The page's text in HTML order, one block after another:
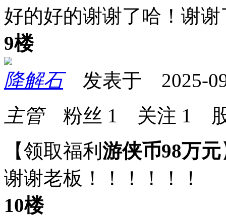
好的好的谢谢了哈！谢谢
9楼
降解石发表于 2025-
主管粉丝 1 关注 1
【领取福利 游侠币98万元
谢谢老板！！！！！！
10楼